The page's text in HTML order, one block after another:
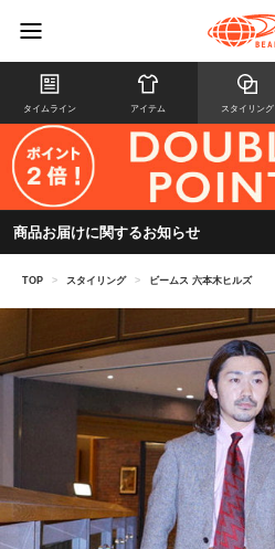
タイムライン アイテム スタイリング
商品お届けに関するお知らせ
TOP > スタイリング > ビームス 六本木ヒルズ